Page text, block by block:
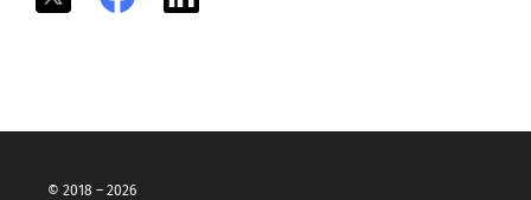
© 2018 – 2026